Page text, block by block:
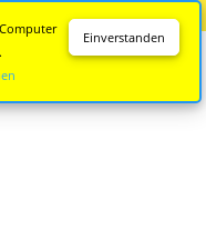
Einverstanden